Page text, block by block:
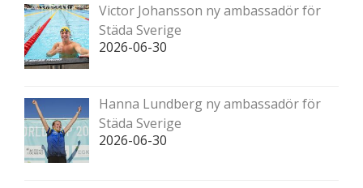
Victor Johansson ny ambassadör för
Städa Sverige
2026-06-30
Hanna Lundberg ny ambassadör för
Städa Sverige
2026-06-30